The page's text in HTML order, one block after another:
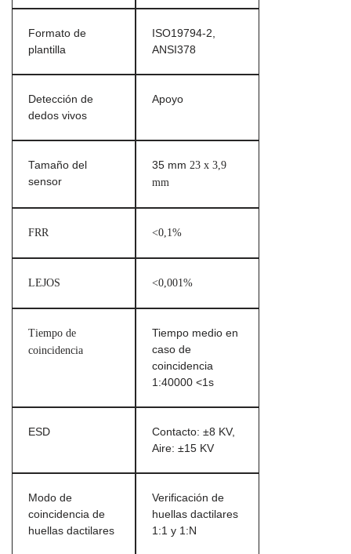
Formato de
plantilla
ISO19794-2,
ANSI378
Detección de
dedos vivos
Apoyo
Tamaño del
sensor
35 mm 23 x 3,9
mm
FRR <0,1%
LEJOS <0,001%
Tiempo de
coincidencia
Tiempo medio en
caso de
coincidencia
1:40000 <1s
ESD
Contacto: ±8 KV,
Aire: ±15 KV
Modo de
coincidencia de
huellas dactilares
Verificación de
huellas dactilares
1:1 y 1:N